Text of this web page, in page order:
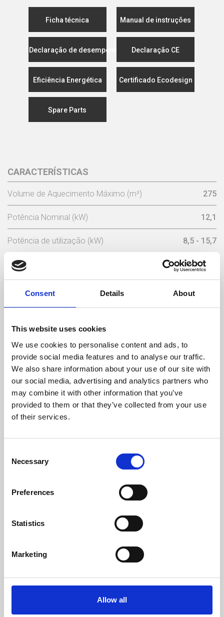
Consent Details About
This website uses cookies
We use cookies to personalise content and ads, to
provide social media features and to analyse our traffic.
We also share information about your use of our site with
our social media, advertising and analytics partners who
may combine it with other information that you’ve
provided to them or that they’ve collected from your use
of their services.
Selection
Necessary
Preferences
Statistics
Marketing
Allow all
Ficha técnica Manual de instruções
Declaração de desempenho Declaração CE
Eficiência Energética Certificado Ecodesign
Spare Parts
CARACTERÍSTICAS
Volume de Aquecimento Máximo (m³) 275
Potência Nominal (kW) 12,1
Potência de utilização (kW) 8,5 - 15,7
Rendimento Nominal (%) 81,5
Diámetro da chaminé (mm) 200
Depressão necessária na chaminé (pa) 12
Rendimento Consumo
Volume aquecido